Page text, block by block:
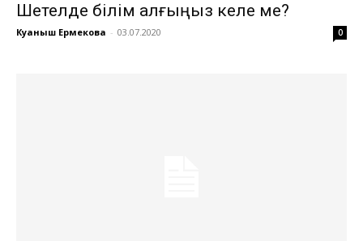
Шетелде білім алғыңыз келе ме?
Куаныш Ермекова - 03.07.2020 0